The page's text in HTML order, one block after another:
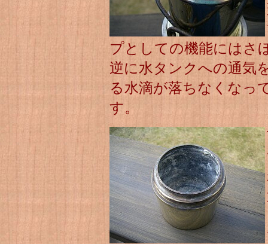
プとしての機能にはさ
逆に水タンクへの通気
る水滴が落ちなくなっ
す。